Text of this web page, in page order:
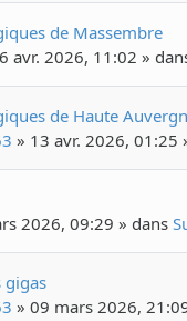
de Massembre
avr. 2026, 11:02 »
de Haute
» 13 avr. 2026, 01:25
2026, 09:29 » dans
gigas
» 09 mars 2026,